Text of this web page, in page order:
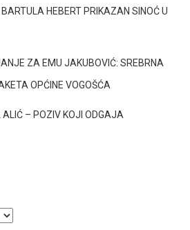
HEBERT PRIKAZAN SINOĆ U
ZA EMU JAKUBOVIĆ: SREBRNA
OPĆINE VOGOŠĆA
– POZIV KOJI ODGAJA